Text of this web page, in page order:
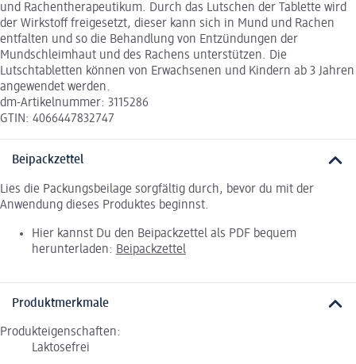
und Rachentherapeutikum. Durch das Lutschen der Tablette wird
der Wirkstoff freigesetzt, dieser kann sich in Mund und Rachen
entfalten und so die Behandlung von Entzündungen der
Mundschleimhaut und des Rachens unterstützen. Die
Lutschtabletten können von Erwachsenen und Kindern ab 3 Jahren
angewendet werden.
dm-Artikelnummer: 3115286
GTIN: 4066447832747
Beipackzettel
Lies die Packungsbeilage sorgfältig durch, bevor du mit der
Anwendung dieses Produktes beginnst.
Hier kannst Du den Beipackzettel als PDF bequem
herunterladen: Beipackzettel
Produktmerkmale
Produkteigenschaften:
Laktosefrei